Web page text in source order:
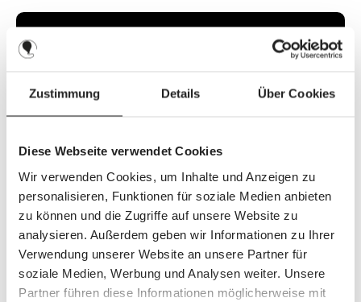
Zustimmung Details Über Cookies
Diese Webseite verwendet Cookies
Wir verwenden Cookies, um Inhalte und Anzeigen zu
personalisieren, Funktionen für soziale Medien anbieten
zu können und die Zugriffe auf unsere Website zu
analysieren. Außerdem geben wir Informationen zu Ihrer
Verwendung unserer Website an unsere Partner für
soziale Medien, Werbung und Analysen weiter. Unsere
Partner führen diese Informationen möglicherweise mit
Discover the top features